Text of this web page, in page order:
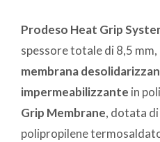
Prodeso Heat Grip
spessore totale di 8,5
membrana
impermeabilizzante in
Grip Membrane, dotata
polipropilene